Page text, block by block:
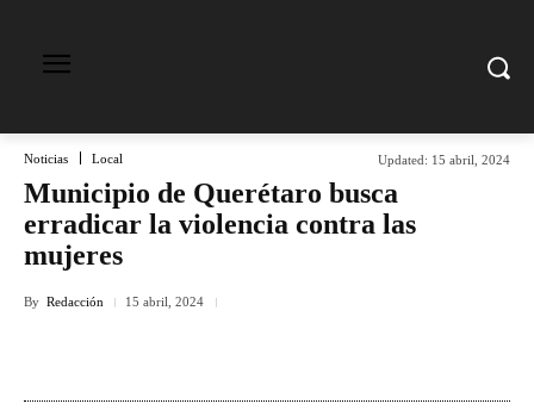
Noticias Local Updated: 15 abril, 2024
Municipio de Querétaro busca
erradicar la violencia contra las
mujeres
By Redacción 15 abril, 2024